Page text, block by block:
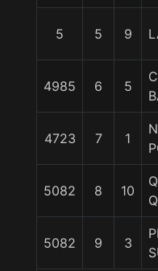
5 5 9
4985 6 5
4723 7 1
5082 8 10
5082 9 3